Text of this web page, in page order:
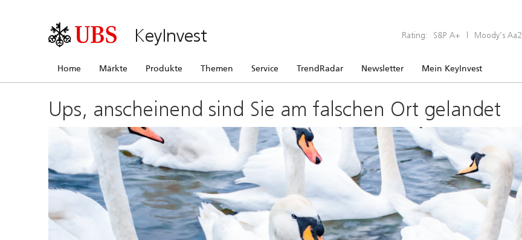
KeyInvest Rating: S&P A+ | Moody’s Aa2
Home Märkte Produkte Themen Service TrendRadar Newsletter Mein KeyInvest
Ups, anscheinend sind Sie am falschen Ort gelandet